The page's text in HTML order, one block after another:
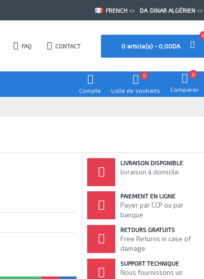
FRENCH DA DINAR ALGÉRIEN
FAQ CONTACT 0 article(s) - 0,00DA
Compte Liste de souhaits
0
Comparer
0
LIVRAISON DISPONIBLE
livraison à domicile
PAIEMENT EN LIGNE
Payer par CCP ou par
banque
RETOURS GRATUITS
Free Returns in case of
damage
SUPPORT TECHNIQUE
Nous fournissons un